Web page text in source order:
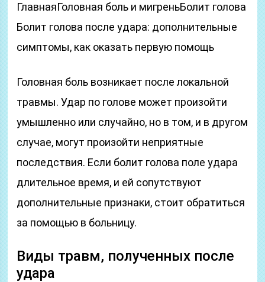
ГлавнаяГоловная боль и мигреньБолит голова
Болит голова после удара: дополнительные
симптомы, как оказать первую помощь
Головная боль возникает после локальной
травмы. Удар по голове может произойти
умышленно или случайно, но в том, и в другом
случае, могут произойти неприятные
последствия. Если болит голова поле удара
длительное время, и ей сопутствуют
дополнительные признаки, стоит обратиться
за помощью в больницу.
Виды травм, полученных после
удара